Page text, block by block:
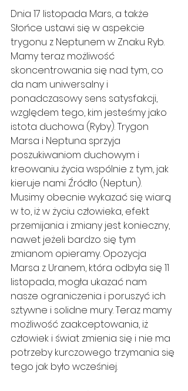
Dnia 17 listopada Mars, a także
Słońce ustawi się w aspekcie
trygonu z Neptunem w Znaku Ryb.
Mamy teraz możliwość
skoncentrowania się nad tym, co
da nam uniwersalny i
ponadczasowy sens satysfakcji,
względem tego, kim jesteśmy jako
istota duchowa (Ryby). Trygon
Marsa i Neptuna sprzyja
poszukiwaniom duchowym i
kreowaniu życia wspólnie z tym, jak
kieruje nami Źródło (Neptun).
Musimy obecnie wykazać się wiarą
w to, iż w życiu człowieka, efekt
przemijania i zmiany jest konieczny,
nawet jeżeli bardzo się tym
zmianom opieramy. Opozycja
Marsa z Uranem, która odbyła się 11
listopada, mogła ukazać nam
nasze ograniczenia i poruszyć ich
sztywne i solidne mury. Teraz mamy
możliwość zaakceptowania, iż
człowiek i świat zmienia się i nie ma
potrzeby kurczowego trzymania się
tego jak było wcześniej.